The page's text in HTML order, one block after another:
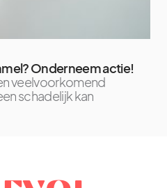
Onderneem actie!
veelvoorkomend
schadelijk kan